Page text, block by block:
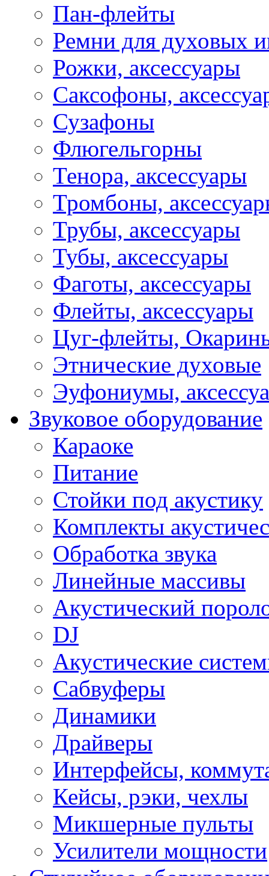
Пан-флейты
Ремни для духовых
Рожки, аксессуары
Саксофоны,
Сузафоны
Флюгельгорны
Тенора, аксессуары
Тромбоны,
Трубы, аксессуары
Тубы, аксессуары
Фаготы, аксессуары
Флейты, аксессуары
Цуг-флейты,
Этнические духовые
Эуфониумы,
Звуковое оборудование
Караоке
Питание
Стойки под акустику
Комплекты
Обработка звука
Линейные массивы
Акустический
DJ
Акустические
Сабвуферы
Динамики
Драйверы
Интерфейсы,
Кейсы, рэки, чехлы
Микшерные пульты
Усилители мощности